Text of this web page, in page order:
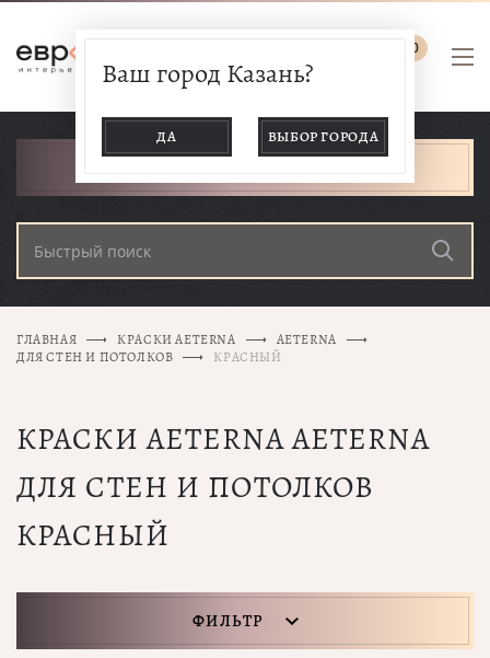
0
Ваш город Казань?
ДА ВЫБОР ГОРОДА
ГЛАВНАЯ КРАСКИ AETERNA
AETERNA
ДЛЯ СТЕН И ПОТОЛКОВ
КРАСНЫЙ
КРАСКИ AETERNA AETERNA
ДЛЯ СТЕН И ПОТОЛКОВ
КРАСНЫЙ
ФИЛЬТР